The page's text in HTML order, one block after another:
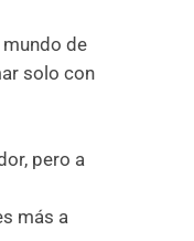
de
solo con
pero a
más a